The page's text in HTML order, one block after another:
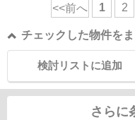
<<前へ 1 2
チェックした物件を
検討リストに追加
さらに